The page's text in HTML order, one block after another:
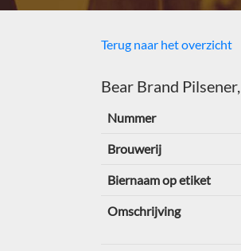
Terug naar het overzicht
Bear Brand Pilsener,
Nummer
Brouwerij
Biernaam op etiket
Omschrijving